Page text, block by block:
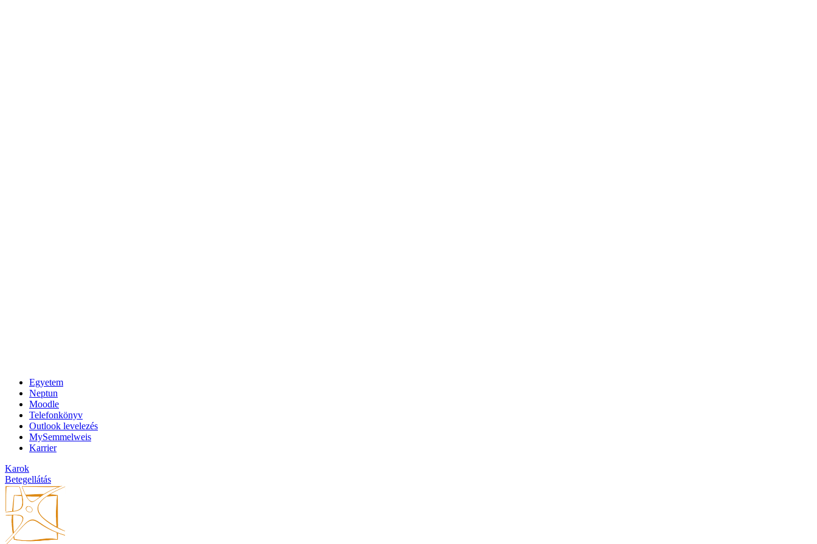
Egyetem
Neptun
Moodle
Telefonkönyv
Outlook levelezés
MySemmelweis
Karrier
Karok
Betegellátás